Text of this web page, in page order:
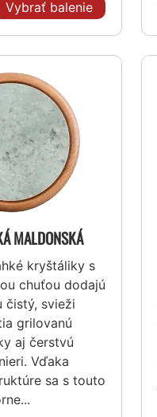
Vybrať balenie
MALDONSKÁ
kryštáliky s
chuťou dodajú
čistý, svieži
grilovanú
aj čerstvú
Vďaka
sa s touto